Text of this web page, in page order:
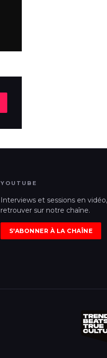
YOUTUBE
Interviews et sessions en
retrouver sur notre chaîne.
S'ABONNER À LA CHAÎNE